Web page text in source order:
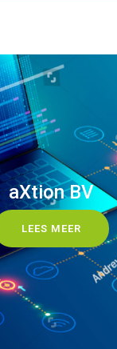
aXtion BV
LEES MEER